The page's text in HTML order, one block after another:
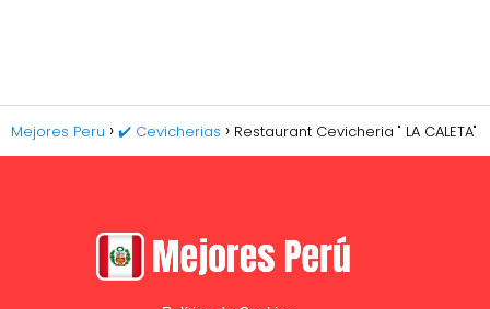
Mejores Peru ✔️ Cevicherias Restaurant Cevicheria " LA CALETA"